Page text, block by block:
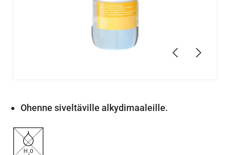
Edellinen
Ohenne siveltäville alkydimaaleille.